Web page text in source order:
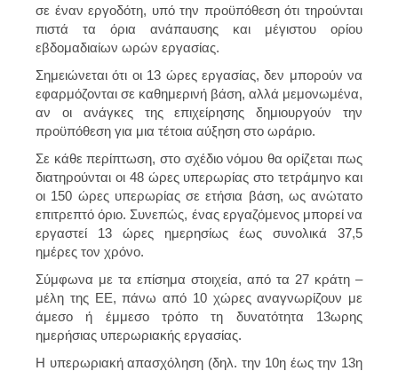
σε έναν εργοδότη, υπό την προϋπόθεση ότι τηρούνται
πιστά τα όρια ανάπαυσης και μέγιστου ορίου
εβδομαδιαίων ωρών εργασίας.
Σημειώνεται ότι οι 13 ώρες εργασίας, δεν μπορούν να
εφαρμόζονται σε καθημερινή βάση, αλλά μεμονωμένα,
αν οι ανάγκες της επιχείρησης δημιουργούν την
προϋπόθεση για μια τέτοια αύξηση στο ωράριο.
Σε κάθε περίπτωση, στο σχέδιο νόμου θα ορίζεται πως
διατηρούνται οι 48 ώρες υπερωρίας στο τετράμηνο και
οι 150 ώρες υπερωρίας σε ετήσια βάση, ως ανώτατο
επιτρεπτό όριο. Συνεπώς, ένας εργαζόμενος μπορεί να
εργαστεί 13 ώρες ημερησίως έως συνολικά 37,5
ημέρες τον χρόνο.
Σύμφωνα με τα επίσημα στοιχεία, από τα 27 κράτη –
μέλη της ΕΕ, πάνω από 10 χώρες αναγνωρίζουν με
άμεσο ή έμμεσο τρόπο τη δυνατότητα 13ωρης
ημερήσιας υπερωριακής εργασίας.
Η υπερωριακή απασχόληση (δηλ. την 10η έως την 13η